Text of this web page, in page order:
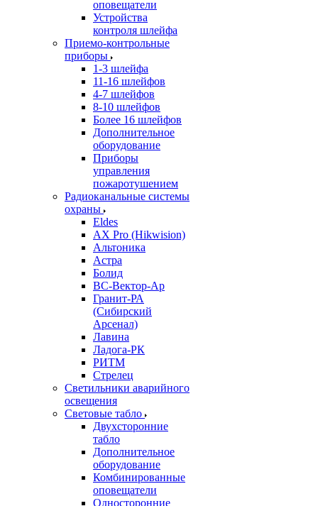
оповещатели
Устройства
контроля шлейфа
Приемо-контрольные
приборы
1-3 шлейфа
11-16 шлейфов
4-7 шлейфов
8-10 шлейфов
Более 16 шлейфов
Дополнительное
оборудование
Приборы
управления
пожаротушением
Радиоканальные системы
охраны
Eldes
AX Pro (Hikwision)
Альтоника
Астра
Болид
ВС-Вектор-Ар
Гранит-РА
(Сибирский
Арсенал)
Лавина
Ладога-РК
РИТМ
Стрелец
Светильники аварийного
освещения
Световые табло
Двухсторонние
табло
Дополнительное
оборудование
Комбинированные
оповещатели
Односторонние